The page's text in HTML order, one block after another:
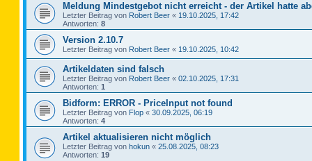
Meldung Mindestgebot nicht erreicht - der Artikel hatte
Letzter Beitrag von Robert Beer « 19.10.2025, 17:42
Antworten: 8
Version 2.10.7
Letzter Beitrag von Robert Beer « 19.10.2025, 10:42
Artikeldaten sind falsch
Letzter Beitrag von Robert Beer « 02.10.2025, 17:31
Antworten: 1
Bidform: ERROR - PriceInput not found
Letzter Beitrag von Flop « 30.09.2025, 06:19
Antworten: 4
Artikel aktualisieren nicht möglich
Letzter Beitrag von hokun « 25.08.2025, 08:23
Antworten: 19